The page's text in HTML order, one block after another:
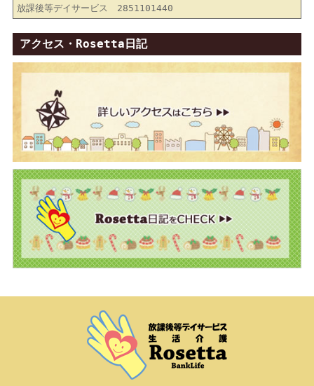
放課後等デイサービス 2851101440
アクセス・Rosetta日記